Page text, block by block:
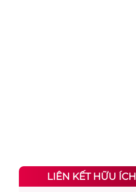
LIÊN KẾT HỮU ÍCH